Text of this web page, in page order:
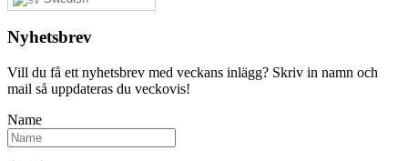
Nyhetsbrev
Vill du få ett nyhetsbrev med veckans inlägg? Skriv in namn och
mail så uppdateras du veckovis!
Name